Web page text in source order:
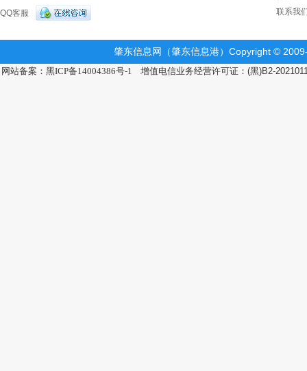
QQ客服
联系我
肇东信息网（肇东信息港）Copyright ©
网站备案：黑ICP备14004386号-1 增值电信业务经营许可证：(黑)B2-